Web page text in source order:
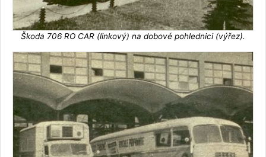
Škoda 706 RO CAR (linkový) na dobové pohlednici (výřez).